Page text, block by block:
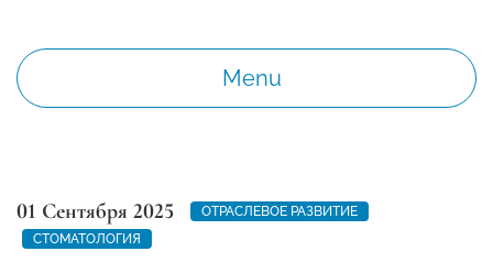
Menu
01 Сентября 2025
ОТРАСЛЕВОЕ РАЗВИТИЕ
СТОМАТОЛОГИЯ